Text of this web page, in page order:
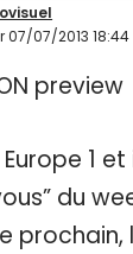
07/07/2013 18:44
1
du
prochain,